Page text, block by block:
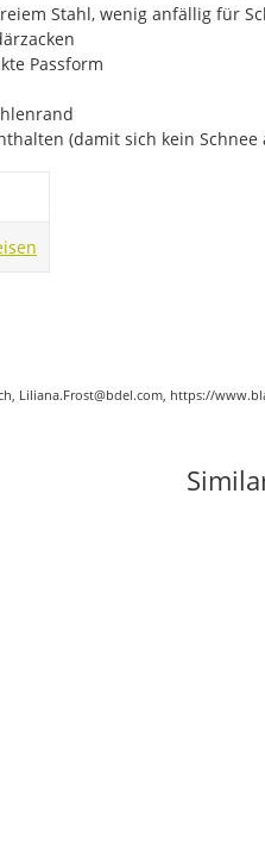
Stahl, wenig anfällig für
Passform
(damit sich kein Schnee
Liliana.Frost@bdel.com, https://